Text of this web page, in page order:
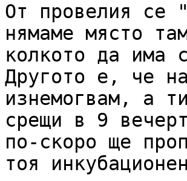
От провелия се
нямаме място
колкото да има
Другото е, че
изнемогвам, а
срещи в 9
по-скоро ще
тоя